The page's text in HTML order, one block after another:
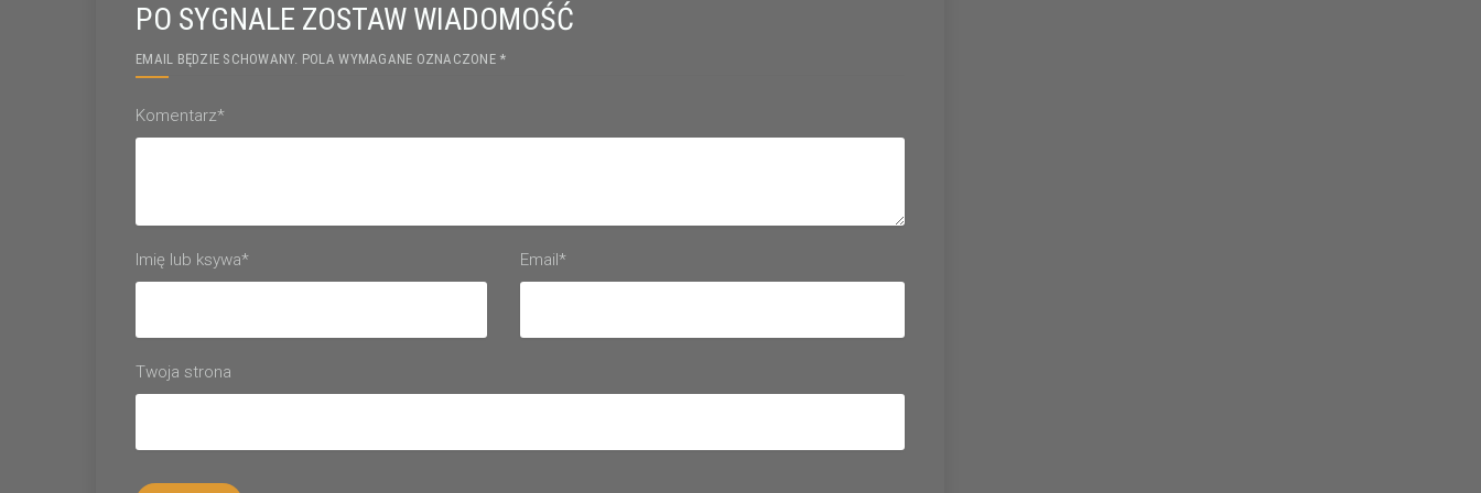
PO SYGNALE ZOSTAW WIADOMOŚĆ
EMAIL BĘDZIE SCHOWANY. POLA WYMAGANE OZNACZONE *
Komentarz*
Imię lub ksywa* Email*
Twoja strona